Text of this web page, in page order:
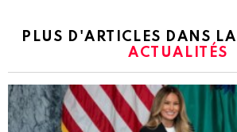
PLUS D'ARTICLES DANS
ACTUALITÉS